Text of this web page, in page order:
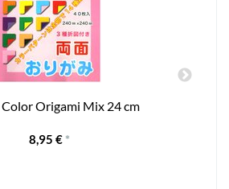
Origami Mix 24 cm
8,95 € *